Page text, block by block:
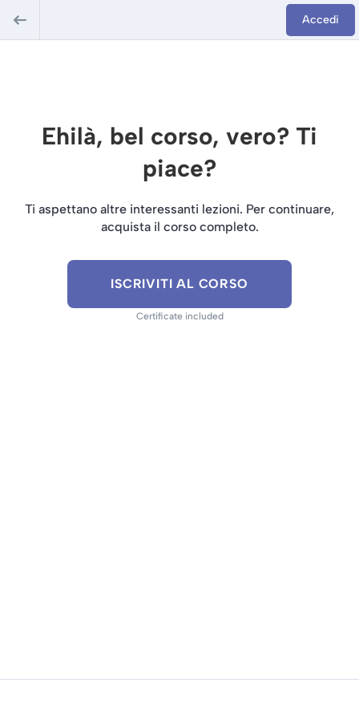
Accedi
Ehilà, bel corso, vero? Ti
piace?
Ti aspettano altre interessanti lezioni. Per continuare,
acquista il corso completo.
ISCRIVITI AL CORSO
Certificate included